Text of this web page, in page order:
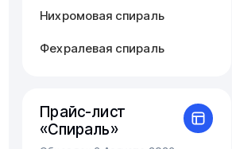
Нихромовая спираль
Фехралевая спираль
Прайс-лист
«Спираль»